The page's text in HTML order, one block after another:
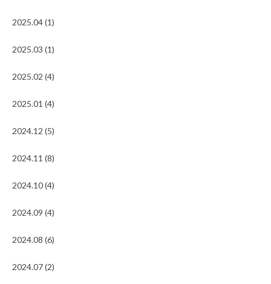
2025.04 (1)
2025.03 (1)
2025.02 (4)
2025.01 (4)
2024.12 (5)
2024.11 (8)
2024.10 (4)
2024.09 (4)
2024.08 (6)
2024.07 (2)